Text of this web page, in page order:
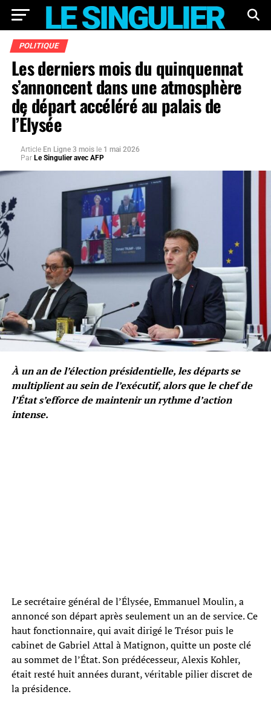
POLITIQUE
Les derniers mois du quinquennat
s’annoncent dans une atmosphère
de départ accéléré au palais de
l’Élysée
Article En Ligne 3 mois le 1 mai 2026
Par Le Singulier avec AFP
À un an de l’élection présidentielle, les départs se
multiplient au sein de l’exécutif, alors que le chef de
l’État s’efforce de maintenir un rythme d’action
intense.
Le secrétaire général de l’Élysée, Emmanuel Moulin, a
annoncé son départ après seulement un an de service. Ce
haut fonctionnaire, qui avait dirigé le Trésor puis le
cabinet de Gabriel Attal à Matignon, quitte un poste clé
au sommet de l’État. Son prédécesseur, Alexis Kohler,
était resté huit années durant, véritable pilier discret de
la présidence.